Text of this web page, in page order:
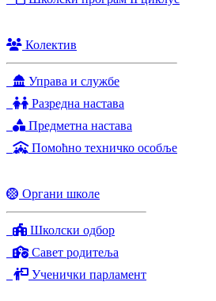
Колектив
Управа и службе
Разредна настава
Предметна настава
Помоћно техничко особље
Органи школе
Школски одбор
Савет родитеља
Ученички парламент